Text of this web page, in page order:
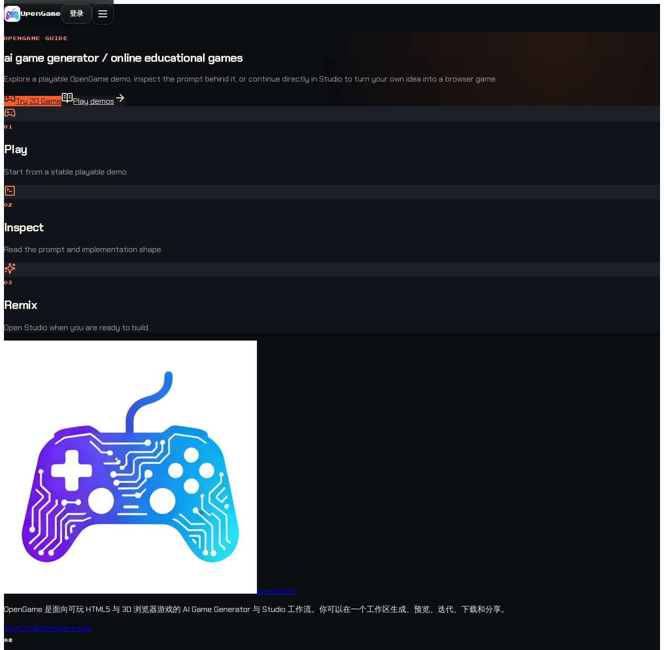
OpenGame 登录
OPENGAME GUIDE
ai game generator / online educational games
Explore a playable OpenGame demo, inspect the prompt behind it, or continue directly in Studio to turn your own idea into a browser game.
Try 2D Game Play demos
0 1
Play
Start from a stable playable demo.
02
Inspect
Read the prompt and implementation shape.
03
Remix
Open Studio when you are ready to build.
OpenGame
OpenGame 是面向可玩 HTML5 与 3D 浏览器游戏的 AI Game Generator 与 Studio 工作流。你可以在一个工作区生成、预览、迭代、下载和分享。
support@opengame.app
构建